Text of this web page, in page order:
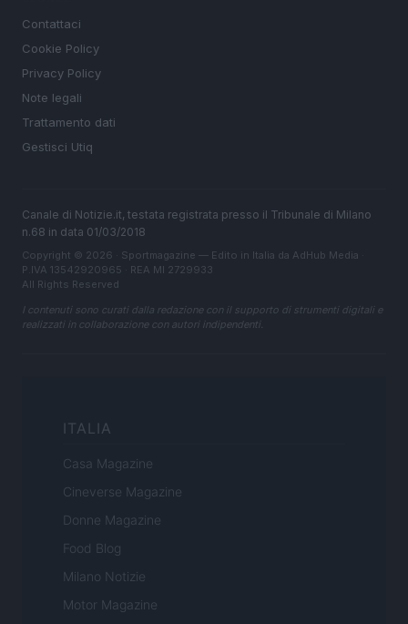
Contattaci
Cookie Policy
Privacy Policy
Note legali
Trattamento dati
Gestisci Utiq
Canale di Notizie.it, testata registrata presso il Tribunale di Milano
n.68 in data 01/03/2018
Copyright © 2026 · Sportmagazine — Edito in Italia da AdHub Media
P.IVA 13542920965 · REA MI 2729933
All Rights Reserved
I contenuti sono curati dalla redazione con il supporto di strumenti digitali e
realizzati in collaborazione con autori indipendenti.
ITALIA
Casa Magazine
Cineverse Magazine
Donne Magazine
Food Blog
Milano Notizie
Motor Magazine